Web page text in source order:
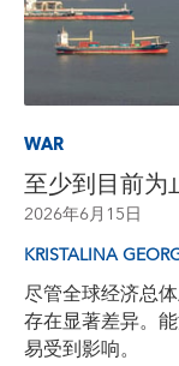
WAR
至少到目前为
2026年6月15日
KRISTALINA
尽管全球经济总
存在显著差异。
易受到影响。